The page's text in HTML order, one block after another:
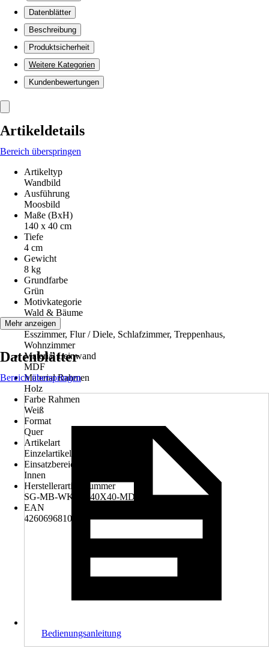
Datenblätter
Beschreibung
Produktsicherheit
Weitere Kategorien
Kundenbewertungen
Artikeldetails
Bereich überspringen
Artikeltyp
Wandbild
Ausführung
Moosbild
Maße (BxH)
140 x 40 cm
Tiefe
4 cm
Gewicht
8 kg
Grundfarbe
Grün
Motivkategorie
Wald & Bäume
Räume
Esszimmer, Flur / Diele, Schlafzimmer, Treppenhaus,
Wohnzimmer
Material Leinwand
MDF
Material Rahmen
Holz
Farbe Rahmen
Weiß
Format
Quer
Artikelart
Einzelartikel
Einsatzbereich
Innen
Herstellerartikelnummer
SG-MB-WKM-140X40-MDFW
EAN
4260696810024
Mehr anzeigen
Datenblätter
Bereich überspringen
Bedienungsanleitung